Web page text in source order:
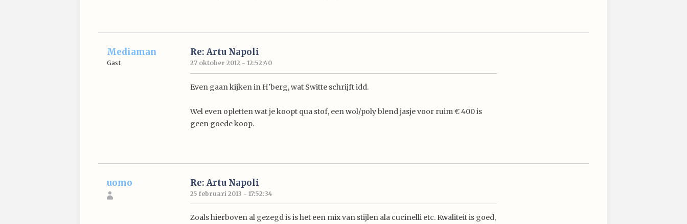
Mediaman
Gast
Re: Artu Napoli
27 oktober 2012 - 12:52:40
Even gaan kijken in H'berg, wat Switte schrijft idd.
Wel even opletten wat je koopt qua stof, een wol/poly blend jasje voor ruim € 400 is
geen goede koop.
uomo Re: Artu Napoli
25 februari 2013 - 17:52:34
Zoals hierboven al gezegd is is het een mix van stijlen ala cucinelli etc. Kwaliteit is goed,